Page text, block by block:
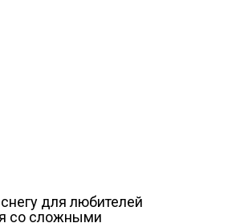
для любителей
со сложными